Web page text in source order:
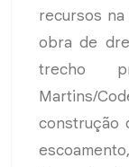
recursos na
obra de
trecho
Martins/
construção